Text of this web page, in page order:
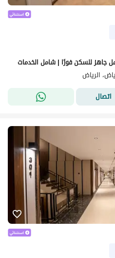
للسكن فورًا | شامل الخدمات
الرياض
اتصال